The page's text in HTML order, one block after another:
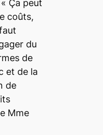
Ça peut
coûts,
du
de
et de la
de
Mme